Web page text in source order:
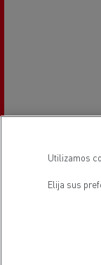
Utilizamos
Elija sus